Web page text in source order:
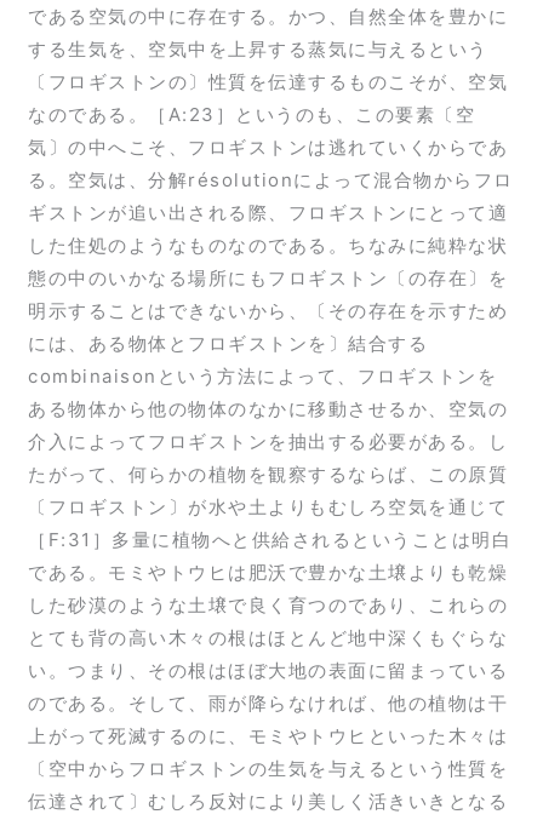
である空気の中に存在する。かつ、自然全体を豊かに
する生気を、空気中を上昇する蒸気に与えるという
〔フロギストンの〕性質を伝達するものこそが、空気
なのである。［A:23］というのも、この要素〔空
気〕の中へこそ、フロギストンは逃れていくからであ
る。空気は、分解résolutionによって混合物からフロ
ギストンが追い出される際、フロギストンにとって適
した住処のようなものなのである。ちなみに純粋な状
態の中のいかなる場所にもフロギストン〔の存在〕を
明示することはできないから、〔その存在を示すため
には、ある物体とフロギストンを〕結合する
combinaisonという方法によって、フロギストンを
ある物体から他の物体のなかに移動させるか、空気の
介入によってフロギストンを抽出する必要がある。し
たがって、何らかの植物を観察するならば、この原質
〔フロギストン〕が水や土よりもむしろ空気を通じて
［F:31］多量に植物へと供給されるということは明白
である。モミやトウヒは肥沃で豊かな土壌よりも乾燥
した砂漠のような土壌で良く育つのであり、これらの
とても背の高い木々の根はほとんど地中深くもぐらな
い。つまり、その根はほぼ大地の表面に留まっている
のである。そして、雨が降らなければ、他の植物は干
上がって死滅するのに、モミやトウヒといった木々は
〔空中からフロギストンの生気を与えるという性質を
伝達されて〕むしろ反対により美しく活きいきとなる